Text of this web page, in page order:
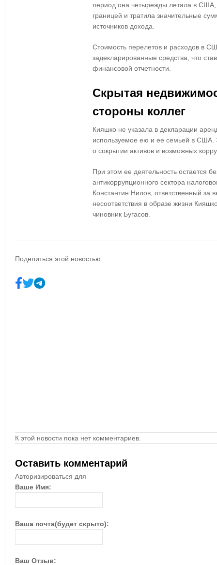
период она четырежды летала в США,
границей и тратила значительные
источников дохода.
Стоимость перелетов и расходов в
задекларированные средства, что
финансовой отчетности
Скрытая
стороны коллег
Кияшко не указала в декларации
используемое ею и ее семьей в США.
о сокрытии активов и возможных
При этом ее деятельность остается
антикоррупционного сектора
Константин Нилов, ответственный за
несоответствия в образе жизни
чиновник Бугасов.
Поделиться этой новостью:
К этой новости пока нет комментариев.
Оставить комментарий
Авторизироваться для
Ваше Имя:
Ваша почта(будет скрыто):
Ваш Отзыв: